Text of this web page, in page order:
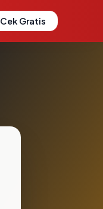
Cek Gratis